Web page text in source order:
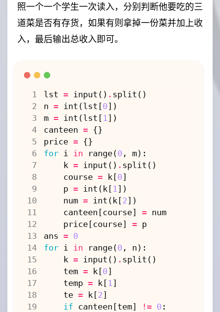
照一个一个学生一次读入，分别判断他要吃的三
道菜是否有存货，如果有则拿掉一份菜并加上收
入，最后输出总收入即可。
4
14
lst = input () . split ()
n = int (lst [0])
m = int (lst [ 1 ])
canteen = {}
price = {}
for
i in range(0 , m):
k = input () . split ()
course = k [0]
p = int ( k [ 1 ])
num = int ( k [2])
canteen [course] = num
price[course] = p
ans = 0
for
i in range(0 , n ):
k = input () . split ()
tem = k [0]
temp = k [ 1 ]
te = k [2]
if canteen [tem] != 0 :